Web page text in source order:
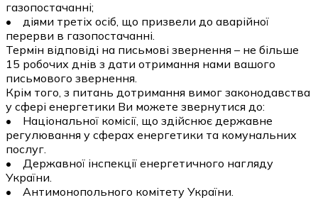
газопостачанні;
• діями третіх осіб, що призвели до аварійної
перерви в газопостачанні.
Термін відповіді на письмові звернення – не більше
15 робочих днів з дати отримання нами вашого
письмового звернення.
Крім того, з питань дотримання вимог законодавства
у сфері енергетики Ви можете звернутися до:
• Національної комісії, що здійснює державне
регулювання у сферах енергетики та комунальних
послуг.
• Державної інспекції енергетичного нагляду
України.
• Антимонопольного комітету України.